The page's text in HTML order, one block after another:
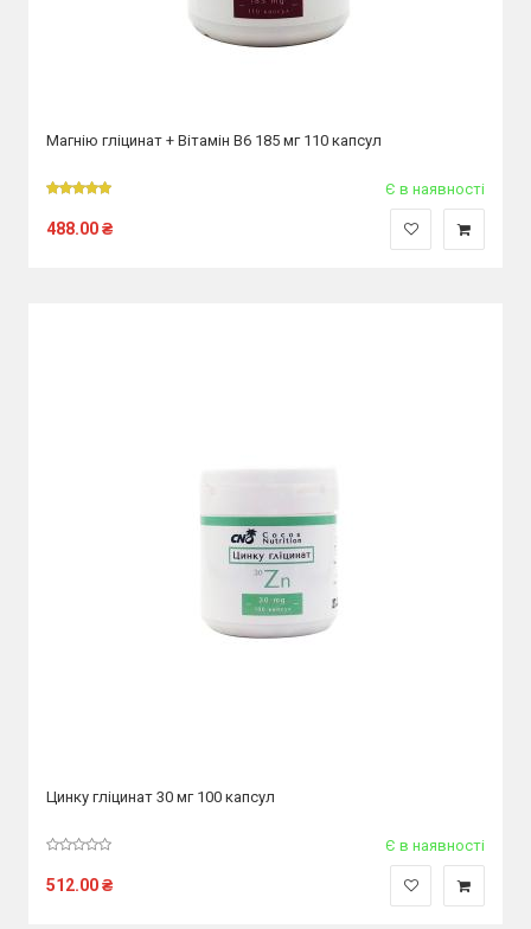
Магнію гліцинат + Вітамін В6 185 мг 110 капсул
Є в наявності
488.00₴
Цинку гліцинат 30 мг 100 капсул
Є в наявності
512.00₴